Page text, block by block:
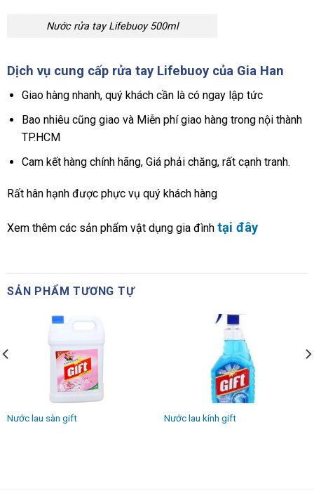
Nước rửa tay Lifebuoy 500ml
Dịch vụ cung cấp rửa tay Lifebuoy của Gia Han
Giao hàng nhanh, quý khách cần là có ngay lập tức
Bao nhiêu cũng giao và Miễn phí giao hàng trong nội thành
TP.HCM
Cam kết hàng chính hãng, Giá phải chăng, rất cạnh tranh.
Rất hân hạnh được phực vụ quý khách hàng
Xem thêm các sản phẩm vật dụng gia đình tại đây
SẢN PHẨM TƯƠNG TỰ
Nước lau sàn gift Nước lau kính gift